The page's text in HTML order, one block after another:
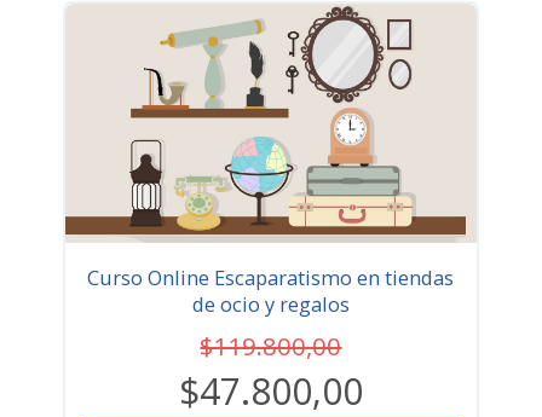
Curso Online Escaparatismo en tiendas
de ocio y regalos
$119.800,00
$47.800,00